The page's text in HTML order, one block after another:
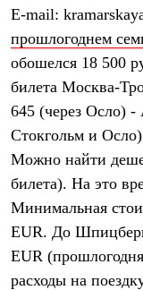
E-mail:
прошлогоднем
обошелся 18 500
билета Москва-
645 (через Осло) -
Стокгольм и
Можно найти
билета). На это
Минимальная
EUR. До
EUR
расходы на